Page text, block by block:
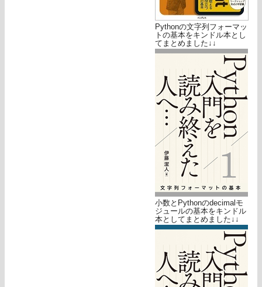
Pythonの文字列フォーマッ
トの基本をキンドル本とし
てまとめました↓↓
小数とPythonのdecimalモ
ジュールの基本をキンドル
本としてまとめました↓↓